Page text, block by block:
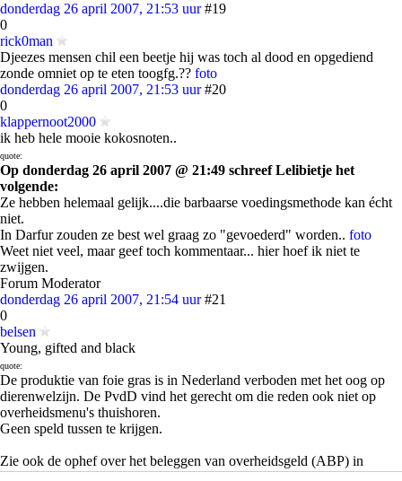
donderdag 26 april 2007, 21:53 uur #19
0
rick0man
Djeezes mensen chil een beetje hij was toch al dood en opgediend
zonde omniet op te eten toogfg.?? foto
donderdag 26 april 2007, 21:53 uur #20
0
klappernoot2000
ik heb hele mooie kokosnoten..
quote:
Op donderdag 26 april 2007 @ 21:49 schreef Lelibietje het
volgende:
Ze hebben helemaal gelijk....die barbaarse voedingsmethode kan écht
niet.
In Darfur zouden ze best wel graag zo "gevoederd" worden.. foto
Weet niet veel, maar geef toch kommentaar... hier hoef ik niet te
zwijgen.
Forum Moderator
donderdag 26 april 2007, 21:54 uur #21
0
belsen
Young, gifted and black
quote:
De produktie van foie gras is in Nederland verboden met het oog op
dierenwelzijn. De PvdD vind het gerecht om die reden ook niet op
overheidsmenu's thuishoren.
Geen speld tussen te krijgen.
Zie ook de ophef over het beleggen van overheidsgeld (ABP) in
landmijnen.